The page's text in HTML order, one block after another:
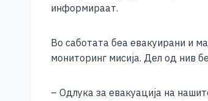
информираат.
Во саботата беа евакуирани и
мониторинг мисија. Дел од нив
– Одлука за евакуација на